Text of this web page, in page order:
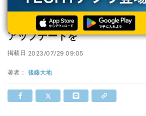
京セラの複合機とプリンタに
アップデートを
掲載日 2023/07/29 09:05
著者： 後藤大地